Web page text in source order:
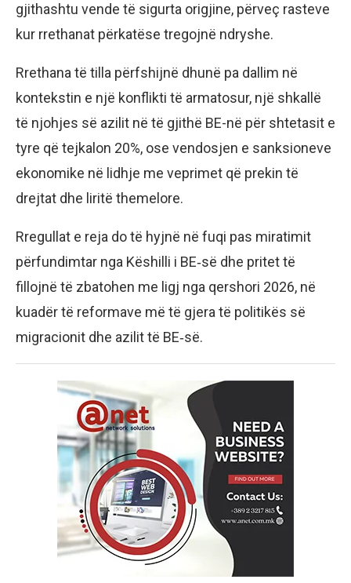
gjithashtu vende të sigurta origjine, përveç rasteve
kur rrethanat përkatëse tregojnë ndryshe.
Rrethana të tilla përfshijnë dhunë pa dallim në
kontekstin e një konflikti të armatosur, një shkallë
të njohjes së azilit në të gjithë BE-në për shtetasit e
tyre që tejkalon 20%, ose vendosjen e sanksioneve
ekonomike në lidhje me veprimet që prekin të
drejtat dhe liritë themelore.
Rregullat e reja do të hyjnë në fuqi pas miratimit
përfundimtar nga Këshilli i BE‑së dhe pritet të
fillojnë të zbatohen me ligj nga qershori 2026, në
kuadër të reformave më të gjera të politikës së
migracionit dhe azilit të BE‑së.